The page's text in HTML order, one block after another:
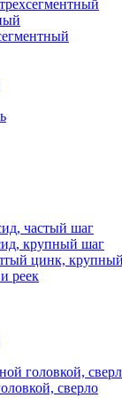
частый шаг
крупный шаг
цинк,
реек
головкой,
сверло